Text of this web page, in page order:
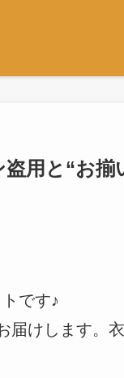
用と“お揃
です♪
届けします。